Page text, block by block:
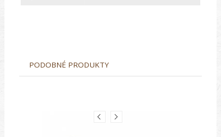
PODOBNÉ PRODUKTY